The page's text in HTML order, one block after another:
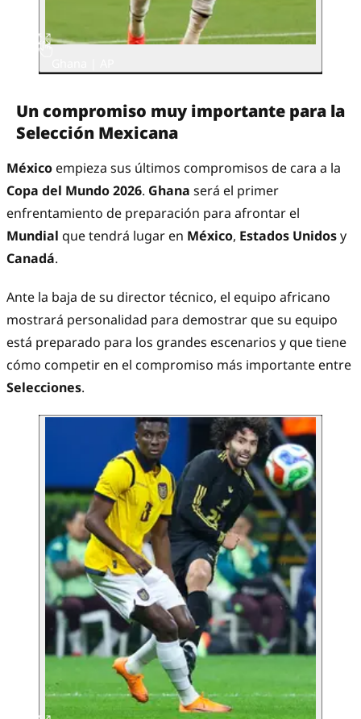
Un compromiso muy importante para la
Selección Mexicana
México empieza sus últimos compromisos de cara a la
Copa del Mundo 2026. Ghana será el primer
enfrentamiento de preparación para afrontar el
Mundial que tendrá lugar en México, Estados Unidosy
Canadá.
Ante la baja de su director técnico, el equipo africano
mostrará personalidad para demostrar que su equipo
está preparado para los grandes escenarios y que tiene
cómo competir en el compromiso más importante entre
Selecciones.